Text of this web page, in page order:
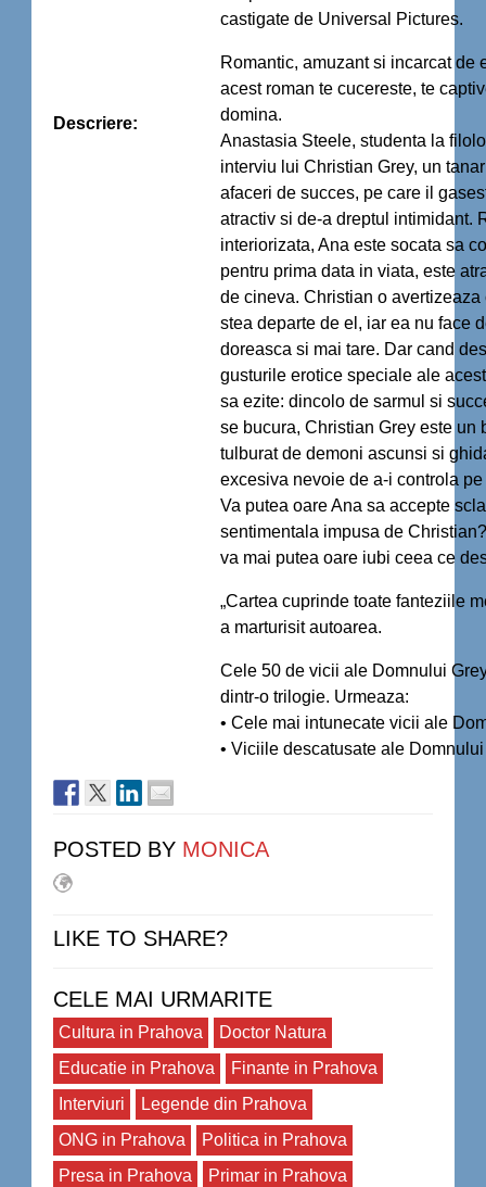
Descriere:
castigate de Universal Pictures.
Romantic, amuzant si incarcat de
acest roman te cucereste, te
domina.
Anastasia Steele, studenta la
interviu lui Christian Grey, un
afaceri de succes, pe care il
atractiv si de-a dreptul intimidant.
interiorizata, Ana este socata sa
pentru prima data in viata, este
de cineva. Christian o avertizeaza
stea departe de el, iar ea nu face
doreasca si mai tare. Dar cand
gusturile erotice speciale ale
sa ezite: dincolo de sarmul si
se bucura, Christian Grey este un
tulburat de demoni ascunsi si
excesiva nevoie de a-i controla
Va putea oare Ana sa accepte
sentimentala impusa de
va mai putea oare iubi ceea ce
„Cartea cuprinde toate fanteziile
a marturisit autoarea.
Cele 50 de vicii ale Domnului
dintr-o trilogie. Urmeaza:
• Cele mai intunecate vicii ale
• Viciile descatusate ale
POSTED BY MONICA
LIKE TO SHARE?
CELE MAI URMARITE
Cultura in Prahova
Doctor Natura
Educatie in Prahova
Finante in Prahova
Interviuri
Legende din Prahova
ONG in Prahova
Politica in Prahova
Presa in Prahova
Primar in Prahova